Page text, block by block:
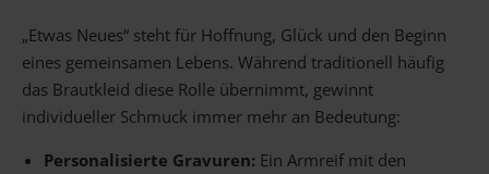
„Etwas Neues“ steht für Hoffnung, Glück und den Beginn
eines gemeinsamen Lebens. Während traditionell häufig
das Brautkleid diese Rolle übernimmt, gewinnt
individueller Schmuck immer mehr an Bedeutung:
Personalisierte Gravuren: Ein Armreif mit den